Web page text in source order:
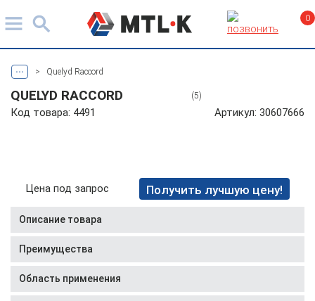
0
... > Quelyd Raccord
QUELYD RACCORD (5)
Код товара: 4491 Артикул: 30607666
Цена под запрос Получить лучшую цену!
Описание товара
Преимущества
Область применения